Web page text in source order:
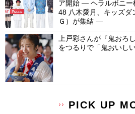
ア開始 ― ヘラルボニー
48 八木愛月、キッズダ
Ｇ）が集結 ―
上戸彩さんが『鬼おろ
をつるりで「鬼おいしい
PICK UP